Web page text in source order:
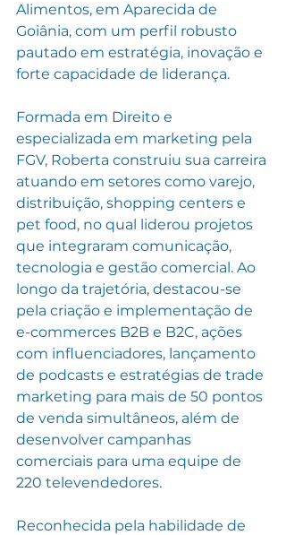
Alimentos, em Aparecida de
Goiânia, com um perfil robusto
pautado em estratégia, inovação e
forte capacidade de liderança.
Formada em Direito e
especializada em marketing pela
FGV, Roberta construiu sua carreira
atuando em setores como varejo,
distribuição, shopping centers e
pet food, no qual liderou projetos
que integraram comunicação,
tecnologia e gestão comercial. Ao
longo da trajetória, destacou-se
pela criação e implementação de
e-commerces B2B e B2C, ações
com influenciadores, lançamento
de podcasts e estratégias de trade
marketing para mais de 50 pontos
de venda simultâneos, além de
desenvolver campanhas
comerciais para uma equipe de
220 televendedores.
Reconhecida pela habilidade de